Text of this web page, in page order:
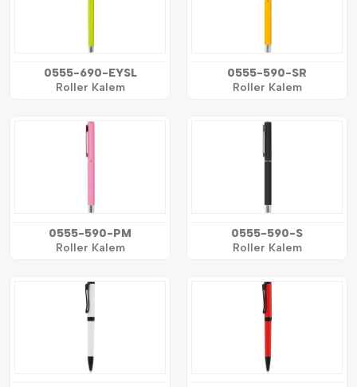
0555-690-EYSL
Roller Kalem
0555-590-SR
Roller Kalem
0555-590-PM
Roller Kalem
0555-590-S
Roller Kalem